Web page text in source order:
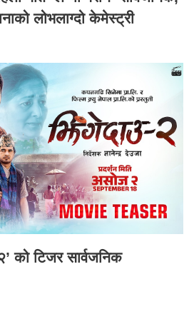
लोभलाग्दो केमेस्ट्री
को टिजर सार्वजनिक